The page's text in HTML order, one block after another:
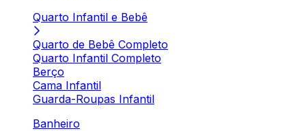
Quarto Infantil e Bebê
Quarto de Bebê Completo
Quarto Infantil Completo
Berço
Cama Infantil
Guarda-Roupas Infantil
Banheiro